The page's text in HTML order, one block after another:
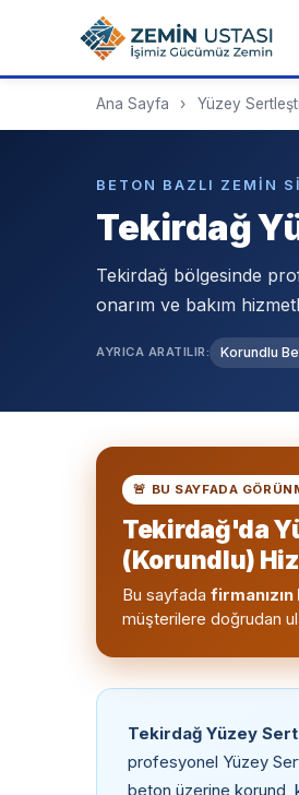
Ana Sayfa › Yüzey
BETON BAZLI ZEMIN
Tekirdağ
Tekirdağ bölgesinde
onarım ve bakım
AYRICA ARATILIR: Korundlu
🚨 BU SAYFADA
Tekirdağ'da
(Korundlu)
Bu sayfada
müşterilere doğrudan
Tekirdağ Yüzey
profesyonel Yüzey
beton üzerine korund,